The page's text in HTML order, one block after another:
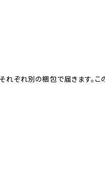
ぞれ別の梱包で届きます。こ